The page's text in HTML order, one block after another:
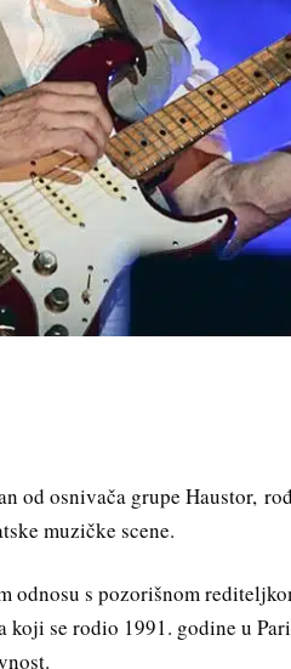
od osnivača grupe Haustor,
muzičke scene.
odnosu s pozorišnom
se rodio 1991. godine u